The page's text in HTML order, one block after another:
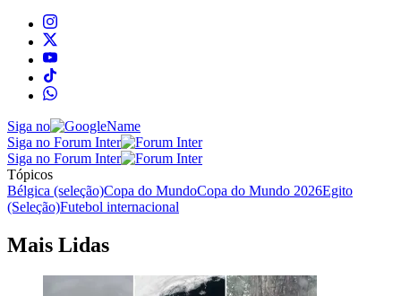
Siga no
Siga no Forum Inter
Siga no Forum Inter
Tópicos
Bélgica (seleção)Copa do MundoCopa do Mundo 2026Egito
(Seleção)Futebol internacional
Mais Lidas